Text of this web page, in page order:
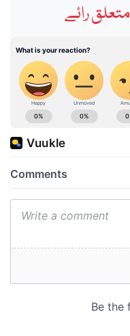
رائے